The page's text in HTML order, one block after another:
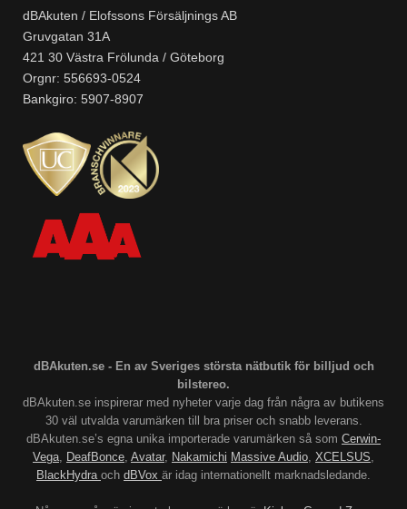
dBAkuten / Elofssons Försäljnings AB
Gruvgatan 31A
421 30 Västra Frölunda / Göteborg
Orgnr: 556693-0524
Bankgiro: 5907-8907
dBAkuten.se - En av Sveriges största nätbutik för billjud och
bilstereo.
dBAkuten.se inspirerar med nyheter varje dag från några av butikens
30 väl utvalda varumärken till bra priser och snabb leverans.
dBAkuten.se’s egna unika importerade varumärken så som Cerwin-
Vega, DeafBonce, Avatar, Nakamichi Massive Audio, XCELSUS,
BlackHydra och dBVox är idag internationellt marknadsledande.